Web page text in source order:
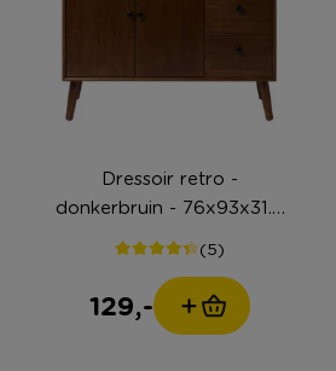
Dressoir retro -
donkerbruin - 76x93x31.5
cm
(5)
129,-